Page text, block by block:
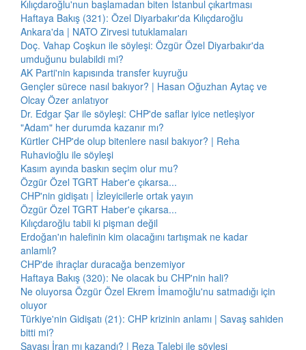
Kılıçdaroğlu'nun başlamadan biten İstanbul çıkartması
Haftaya Bakış (321): Özel Diyarbakır'da Kılıçdaroğlu
Ankara'da | NATO Zirvesi tutuklamaları
Doç. Vahap Coşkun ile söyleşi: Özgür Özel Diyarbakır'da
umduğunu bulabildi mi?
AK Parti'nin kapısında transfer kuyruğu
Gençler sürece nasıl bakıyor? | Hasan Oğuzhan Aytaç ve
Olcay Özer anlatıyor
Dr. Edgar Şar ile söyleşi: CHP'de saflar iyice netleşiyor
"Adam" her durumda kazanır mı?
Kürtler CHP'de olup bitenlere nasıl bakıyor? | Reha
Ruhavioğlu ile söyleşi
Kasım ayında baskın seçim olur mu?
Özgür Özel TGRT Haber'e çıkarsa...
CHP'nin gidişatı | İzleyicilerle ortak yayın
Özgür Özel TGRT Haber'e çıkarsa...
Kılıçdaroğlu tabii ki pişman değil
Erdoğan'ın halefinin kim olacağını tartışmak ne kadar
anlamlı?
CHP'de ihraçlar duracağa benzemiyor
Haftaya Bakış (320): Ne olacak bu CHP'nin hali?
Ne oluyorsa Özgür Özel Ekrem İmamoğlu'nu satmadığı için
oluyor
Türkiye'nin Gidişatı (21): CHP krizinin anlamı | Savaş sahiden
bitti mi?
Savaşı İran mı kazandı? | Reza Talebi ile söyleşi